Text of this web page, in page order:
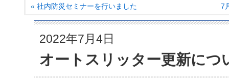
« 社内防災セミナーを行いました 7
2022年7月4日
オートスリッター更新につ